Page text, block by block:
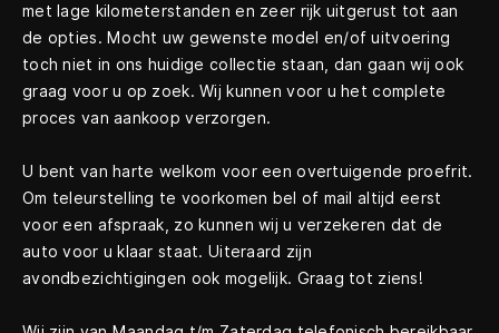
met lage kilometerstanden en zeer rijk uitgerust tot aan
de opties. Mocht uw gewenste model en/of uitvoering
toch niet in ons huidige collectie staan, dan gaan wij ook
graag voor u op zoek. Wij kunnen voor u het complete
proces van aankoop verzorgen.
U bent van harte welkom voor een overtuigende proefrit.
Om teleurstelling te voorkomen bel of mail altijd eerst
voor een afspraak, zo kunnen wij u verzekeren dat de
auto voor u klaar staat. Uiteraard zijn
avondbezichtigingen ook mogelijk. Graag tot ziens!